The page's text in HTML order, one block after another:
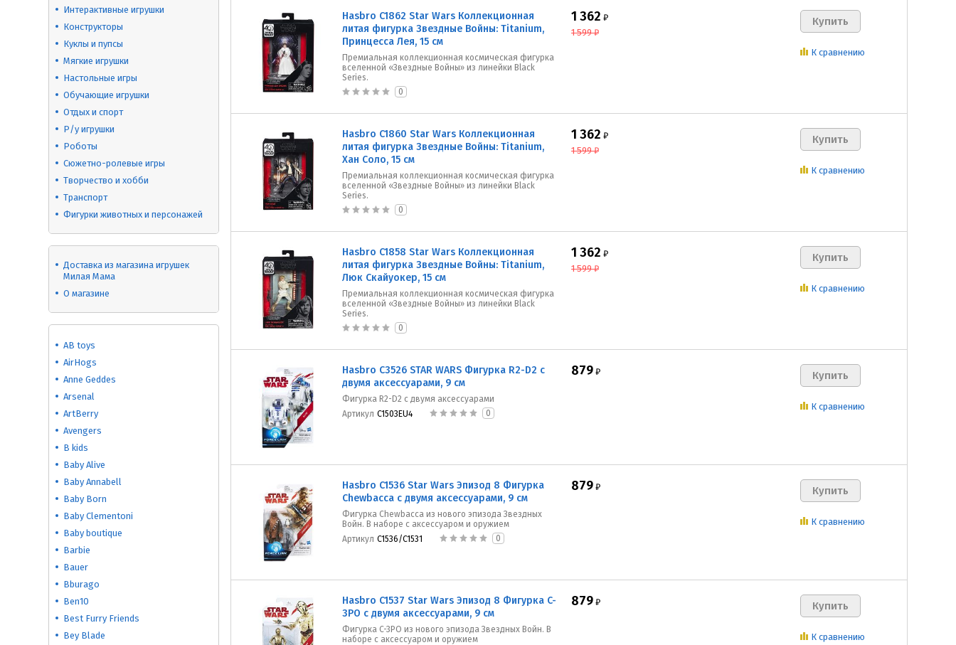
Интерактивные игрушки
Конструкторы
Куклы и пупсы
Мягкие игрушки
Настольные игры
Обучающие игрушки
Отдых и спорт
Р/у игрушки
Роботы
Сюжетно-ролевые игры
Творчество и хобби
Транспорт
Фигурки животных и персонажей
Доставка из магазина игрушек
Милая Мама
О магазине
AB toys
AirHogs
Anne Geddes
Arsenal
ArtBerry
Avengers
B kids
Baby Alive
Baby Annabell
Baby Born
Baby Clementoni
Baby boutique
Barbie
Bauer
Bburago
Ben10
Best Furry Friends
Bey Blade
Hasbro C1862 Star Wars Коллекционная
литая фигурка Звездные Войны: Titanium,
Принцесса Лея, 15 см
Премиальная коллекционная космическая фигурка
вселенной «Звездные Войны» из линейки Black
Series.
0
1 362 ₽
1 599 ₽
К сравнению
Hasbro C1860 Star Wars Коллекционная
литая фигурка Звездные Войны: Titanium,
Хан Соло, 15 см
Премиальная коллекционная космическая фигурка
вселенной «Звездные Войны» из линейки Black
Series.
0
1 362 ₽
1 599 ₽
К сравнению
Hasbro C1858 Star Wars Коллекционная
литая фигурка Звездные Войны: Titanium,
Люк Скайуокер, 15 см
Премиальная коллекционная космическая фигурка
вселенной «Звездные Войны» из линейки Black
Series.
0
1 362 ₽
1 599 ₽
К сравнению
Hasbro C3526 STAR WARS Фигурка R2-D2 с
двумя аксессуарами, 9 см
Фигурка R2-D2 с двумя аксессуарами
Артикул C1503EU4 0
879 ₽
К сравнению
Hasbro C1536 Star Wars Эпизод 8 Фигурка
Chewbacca с двумя аксессуарами, 9 см
Фигурка Chewbacca из нового эпизода Звездных
Войн. В наборе с аксессуаром и оружием
Артикул C1536/C1531 0
879 ₽
К сравнению
Hasbro C1537 Star Wars Эпизод 8 Фигурка C-
3PO с двумя аксессуарами, 9 см
Фигурка C-3PO из нового эпизода Звездных Войн. В
наборе с аксессуаром и оружием
879 ₽
К сравнению